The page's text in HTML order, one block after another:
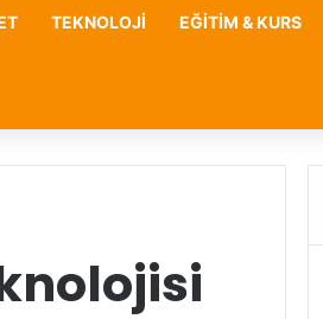
TEKNOLOJI EĞITIM & KURS